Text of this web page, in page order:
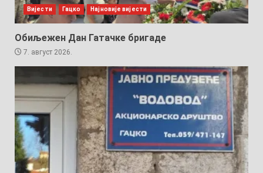
Вијести Гацко Најновије вијести
Обиљежен Дан Гатачке бригаде
7. август 2026.